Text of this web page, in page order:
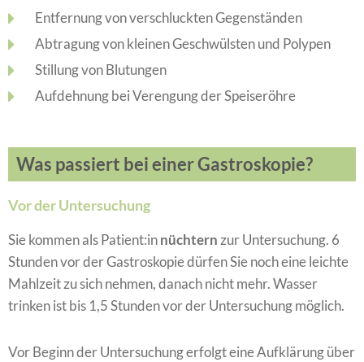
Entfernung von verschluckten Gegenständen
Abtragung von kleinen Geschwülsten und Polypen
Stillung von Blutungen
Aufdehnung bei Verengung der Speiseröhre
Was passiert bei einer Gastroskopie?
Vor der Untersuchung
Sie kommen als Patient:innüchtern zur Untersuchung. 6
Stunden vor der Gastroskopie dürfen Sie noch eine leichte
Mahlzeit zu sich nehmen, danach nicht mehr. Wasser
trinken ist bis 1,5 Stunden vor der Untersuchung möglich.
Vor Beginn der Untersuchung erfolgt eine Aufklärung über